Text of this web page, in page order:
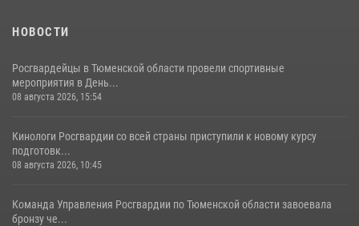
НОВОСТИ
Росгвардейцы в Тюменской области провели спортивные
мероприятия в День...
08 августа 2026, 15:54
Кинологи Росгвардии со всей страны приступили к новому курсу
подготовк...
08 августа 2026, 10:45
Команда Управления Росгвардии по Тюменской области завоевала
бронзу че...